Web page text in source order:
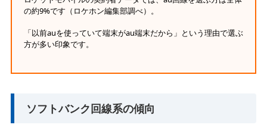
の約9%です（ロケホン編集部調べ）。
「以前auを使っていて端末がau端末だから」という理由で選ぶ
方が多い印象です。
ソフトバンク回線系の傾向